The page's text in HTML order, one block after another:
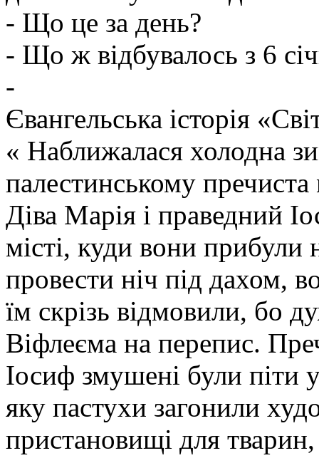
- Що це за день?
- Що ж відбувалось з 6
-
Євангельська історія
« Наближалася холодна
палестинському
Діва Марія і праведний
місті, куди вони
провести ніч під дахом,
їм скрізь відмовили, бо
Віфлеєма на перепис.
Іосиф змушені були піти
яку пастухи загонили
пристановищі для тварин,